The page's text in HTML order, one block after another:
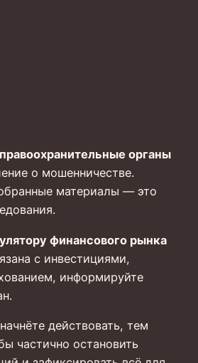
органы
о мошенничестве.
материалы — это
финансового рынка
с инвестициями,
информируйте
действовать, тем
частично остановить